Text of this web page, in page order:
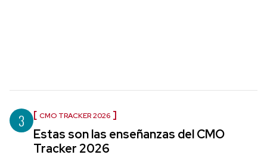
3 CMO TRACKER 2026
Estas son las enseñanzas del CMO
Tracker 2026